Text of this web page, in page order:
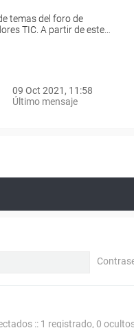
temas del foro de
TIC. A partir de este…
09 Oct 2021, 11:58
Último mensaje
:: 1 registrado, 0